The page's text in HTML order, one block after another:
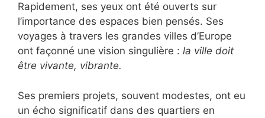
Rapidement, ses yeux ont été ouverts sur
l’importance des espaces bien pensés. Ses
voyages à travers les grandes villes d’Europe
ont façonné une vision singulière : la ville doit
être vivante, vibrante.
Ses premiers projets, souvent modestes, ont eu
un écho significatif dans des quartiers en